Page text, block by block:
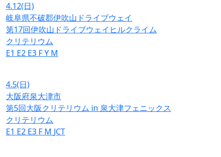
4.12(日)
岐阜県不破郡伊吹山ドライブウェイ
第17回伊吹山ドライブウェイヒルクライム
クリテリウム
E1 E2 E3 FY M
4.5(日)
大阪府泉大津市
第5回大阪クリテリウム in 泉大津フェニックス
クリテリウム
E1 E2 E3 F M JCT